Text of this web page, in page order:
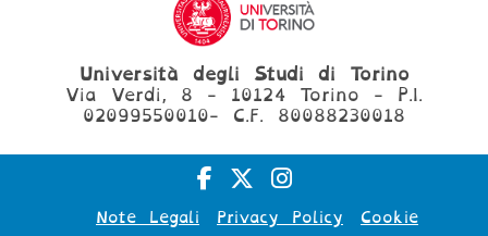
Università degli Studi di Torino
Via Verdi, 8 - 10124 Torino - P.I.
02099550010- C.F. 80088230018
Note Legali Privacy Policy
Cookie